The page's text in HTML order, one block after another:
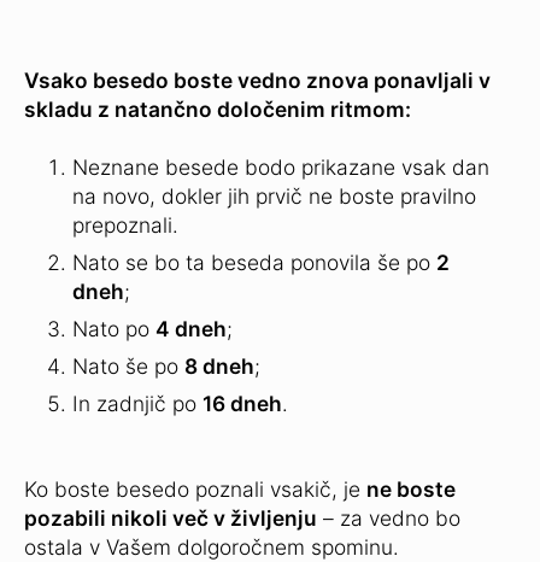
Vsako besedo boste vedno znova ponavljali v
skladu z natančno določenim ritmom:
Neznane besede bodo prikazane vsak dan
na novo, dokler jih prvič ne boste pravilno
prepoznali.
Nato se bo ta beseda ponovila še po 2
dneh;
Nato po 4 dneh;
Nato še po 8 dneh;
In zadnjič po 16 dneh.
Ko boste besedo poznali vsakič, je ne boste
pozabili nikoli več v življenju – za vedno bo
ostala v Vašem dolgoročnem spominu.